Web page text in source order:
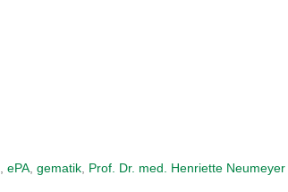
, ePA, gematik, Prof. Dr. med. Henriette Neumeyer